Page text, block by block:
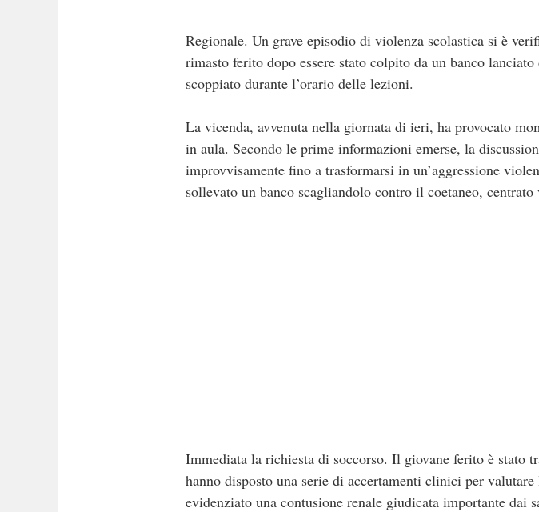
Regionale. Un grave episodio di violenza scolastica si è
rimasto ferito dopo essere stato colpito da un banco
scoppiato durante l’orario delle lezioni.
La vicenda, avvenuta nella giornata di ieri, ha provocato
in aula. Secondo le prime informazioni emerse, la
improvvisamente fino a trasformarsi in un’aggressione
sollevato un banco scagliandolo contro il coetaneo,
Immediata la richiesta di soccorso. Il giovane ferito è stato
hanno disposto una serie di accertamenti clinici per
evidenziato una contusione renale giudicata importante dai